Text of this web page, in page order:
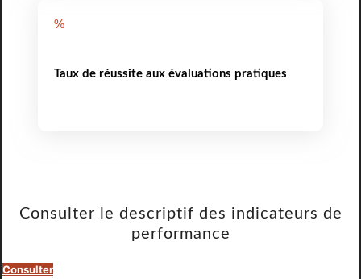
%
Taux de réussite aux évaluations pratiques
Consulter le descriptif des indicateurs de
performance
Consulter